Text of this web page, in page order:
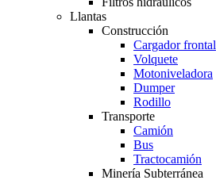
Llantas
Construcción
Cargador frontal
Volquete
Motoniveladora
Dumper
Rodillo
Transporte
Camión
Bus
Tractocamión
Minería Subterránea